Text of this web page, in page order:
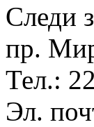
Следи
пр.
Тел.:
Эл.